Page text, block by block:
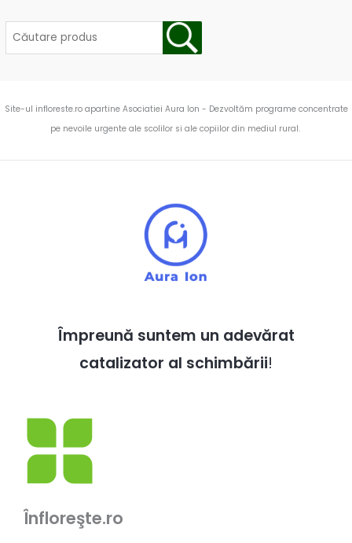
Site-ul infloreste.ro apartine Asociatiei Aura Ion - Dezvoltăm programe concentrate
pe nevoile urgente ale scolilor si ale copiilor din mediul rural.
Împreună suntem un adevărat
catalizator al schimbării!
Înfloreşte.ro